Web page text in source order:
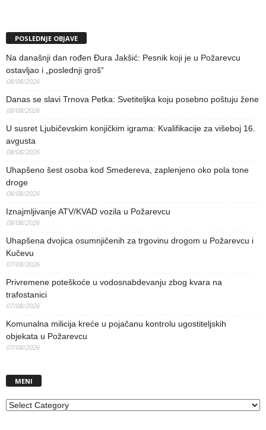
POSLEDNJE OBJAVE
Na današnji dan rođen Đura Jakšić: Pesnik koji je u Požarevcu
ostavljao i „poslednji groš“
08/08/2026
Danas se slavi Trnova Petka: Svetiteljka koju posebno poštuju žene
08/08/2026
U susret Ljubičevskim konjičkim igrama: Kvalifikacije za višeboj 16.
avgusta
08/08/2026
Uhapšeno šest osoba kod Smedereva, zaplenjeno oko pola tone
droge
08/08/2026
Iznajmljivanje ATV/KVAD vozila u Požarevcu
08/08/2026
Uhapšena dvojica osumnjičenih za trgovinu drogom u Požarevcu i
Kučevu
07/08/2026
Privremene poteškoće u vodosnabdevanju zbog kvara na
trafostanici
07/08/2026
Komunalna milicija kreće u pojačanu kontrolu ugostiteljskih
objekata u Požarevcu
07/08/2026
MENI
MENI